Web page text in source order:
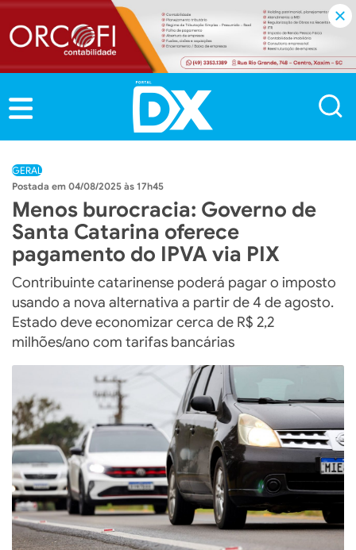
GERAL
04/08/2025 às 17h45
Menos burocracia: Governo de
Santa Catarina oferece
pagamento do IPVA via PIX
Contribuinte catarinense poderá pagar o imposto
usando a nova alternativa a partir de 4 de agosto.
Estado deve economizar cerca de R$ 2,2
milhões/ano com tarifas bancárias